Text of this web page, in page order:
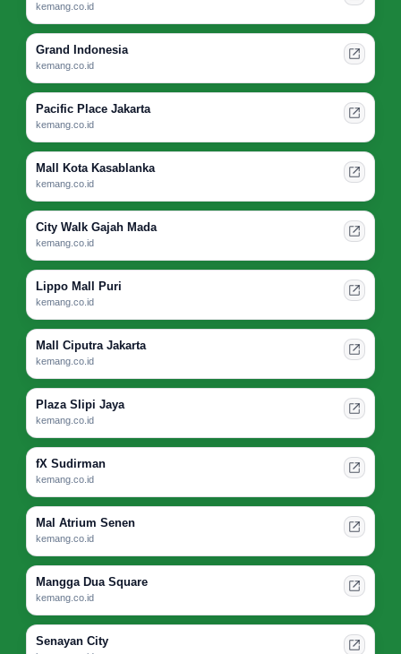
kemang.co.id
Grand Indonesia
kemang.co.id
Pacific Place Jakarta
kemang.co.id
Mall Kota Kasablanka
kemang.co.id
City Walk Gajah Mada
kemang.co.id
Lippo Mall Puri
kemang.co.id
Mall Ciputra Jakarta
kemang.co.id
Plaza Slipi Jaya
kemang.co.id
fX Sudirman
kemang.co.id
Mal Atrium Senen
kemang.co.id
Mangga Dua Square
kemang.co.id
Senayan City